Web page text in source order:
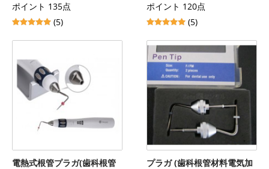
ポイント 135点
(5)
ポイント 120点
(5)
電熱式根管プラガ(歯科根管
プラガ (歯科根管材料電気加